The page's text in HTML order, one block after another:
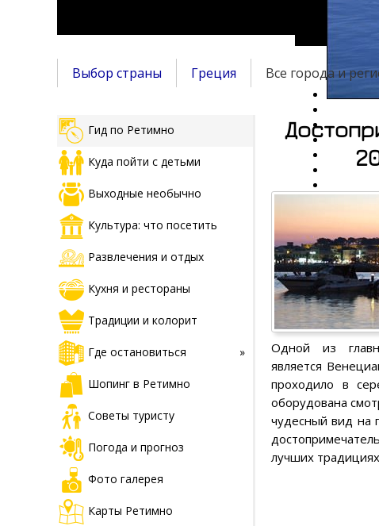
Выбор страны Греция Все города и
Гид по Ретимно
Куда пойти с детьми
Выходные необычно
Культура: что посетить
Развлечения и отдых
Кухня и рестораны
Традиции и колорит
Где остановиться
Шопинг в Ретимно
Советы туристу
Погода и прогноз
Фото галерея
Карты Ретимно
Одной из
является
проходило в
оборудована
чудесный вид на
лучших